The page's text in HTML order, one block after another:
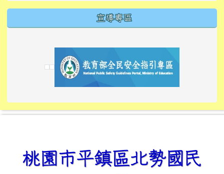
宣導專區
link to https://
link to https://10000.gov.tw/
link to https://
link to https://10000.gov.tw/
link to https://
link to https://
link to https://i.win.org.tw/
link to https://
link to https://
link to https://
link to https://
桃園市平鎮區北勢國民